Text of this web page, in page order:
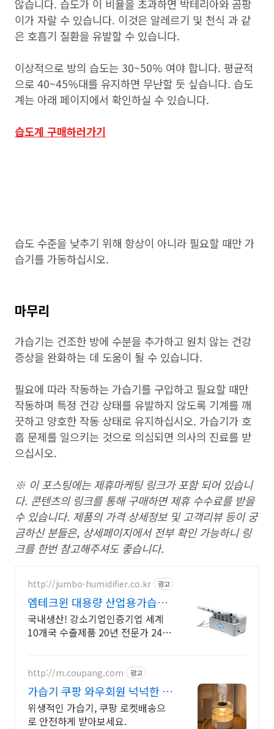
않습니다. 습도가 이 비율을 초과하면 박테리아와 곰팡
이가 자랄 수 있습니다. 이것은 알레르기 및 천식 과 같
은 호흡기 질환을 유발할 수 있습니다.
이상적으로 방의 습도는 30~50% 여야 합니다. 평균적
으로 40~45%대를 유지하면 무난할 듯 싶습니다. 습도
계는 아래 페이지에서 확인하실 수 있습니다.
습도계 구매하러가기
습도 수준을 낮추기 위해 항상이 아니라 필요할 때만 가
습기를 가동하십시오.
마무리
가습기는 건조한 방에 수분을 추가하고 원치 않는 건강
증상을 완화하는 데 도움이 될 수 있습니다.
필요에 따라 작동하는 가습기를 구입하고 필요할 때만
작동하며 특정 건강 상태를 유발하지 않도록 기계를 깨
끗하고 양호한 작동 상태로 유지하십시오. 가습기가 호
흡 문제를 일으키는 것으로 의심되면 의사의 진료를 받
으십시오.
※ 이 포스팅에는 제휴마케팅 링크가 포함 되어 있습니
다. 콘텐츠의 링크를 통해 구매하면 제휴 수수료를 받을
수 있습니다. 제품의 가격 상세정보 및 고객리뷰 등이 궁
금하신 분들은, 상세페이지에서 전부 확인 가능하니 링
크를 한번 참고해주셔도 좋습니다.
http://jumbo-humidifier.co.kr 광고
엠테크윈 대용량 산업용가습기
간편설치! 기본설치자재 제공
국내생산! 강소기업인증기업 세계
10개국 수출제품 20년 전문가 24시
http://m.coupang.com 광고
가습기 쿠팡 와우회원 넉넉한 캐
시적립
위생적인 가습기, 쿠팡 로켓배송으
로 안전하게 받아보세요.